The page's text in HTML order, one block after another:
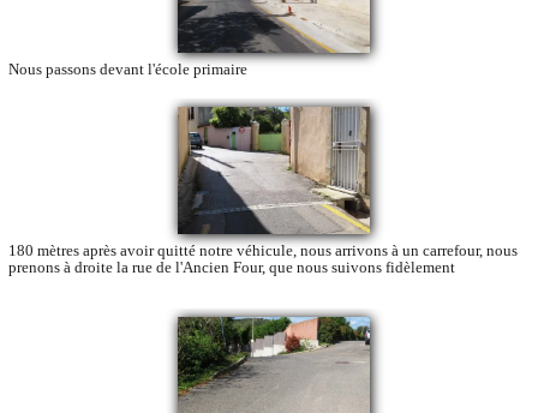
Nous passons devant l'école primaire
180 mètres après avoir quitté notre véhicule, nous arrivons à un carrefour, nous
prenons à droite la rue de l'Ancien Four, que nous suivons fidèlement